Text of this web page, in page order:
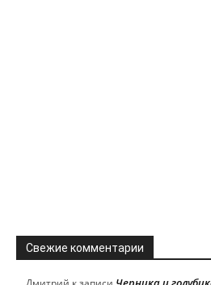
Свежие комментарии